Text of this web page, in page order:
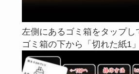
左側にあるゴミ箱をタップし
ゴミ箱の下から「切れた紙1